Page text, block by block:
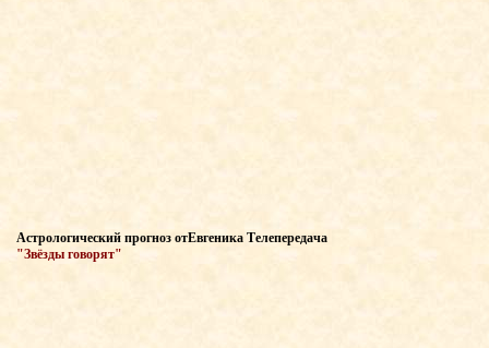
Астрологический прогноз отЕвгеника Телепередача
"Звёзды говорят"